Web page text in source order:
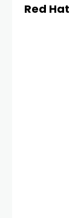
Red Hat